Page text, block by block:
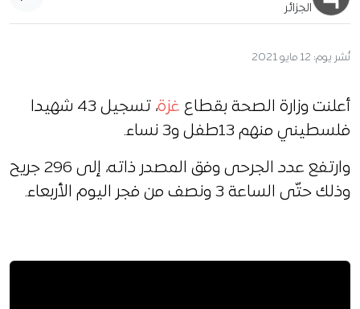
الجزائر
نُشر يوم: 12 مايو 2021
أعلنت وزارة الصحة بقطاع غزة
، تسجيل 43 شهيدا
فلسطيني منهم 13طفل و3 نساء.
وارتفع عدد الجرحى وفق المصدر ذاته، إلى 296 جريح
وذلك حتّى الساعة 3 ونصف من فجر اليوم الأربعاء.